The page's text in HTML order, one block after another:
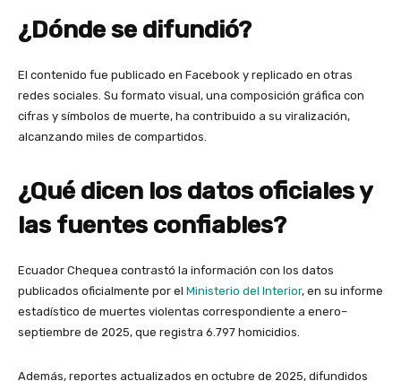
¿Dónde se difundió?
El contenido fue publicado en Facebook y replicado en otras
redes sociales. Su formato visual, una composición gráfica con
cifras y símbolos de muerte, ha contribuido a su viralización,
alcanzando miles de compartidos.
¿Qué dicen los datos oficiales y
las fuentes confiables?
Ecuador Chequea contrastó la información con los datos
publicados oficialmente por el Ministerio del Interior, en su informe
estadístico de muertes violentas correspondiente a enero–
septiembre de 2025, que registra 6.797 homicidios.
Además, reportes actualizados en octubre de 2025, difundidos